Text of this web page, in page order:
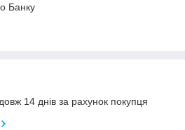
Банку
14 днів за рахунок покупця